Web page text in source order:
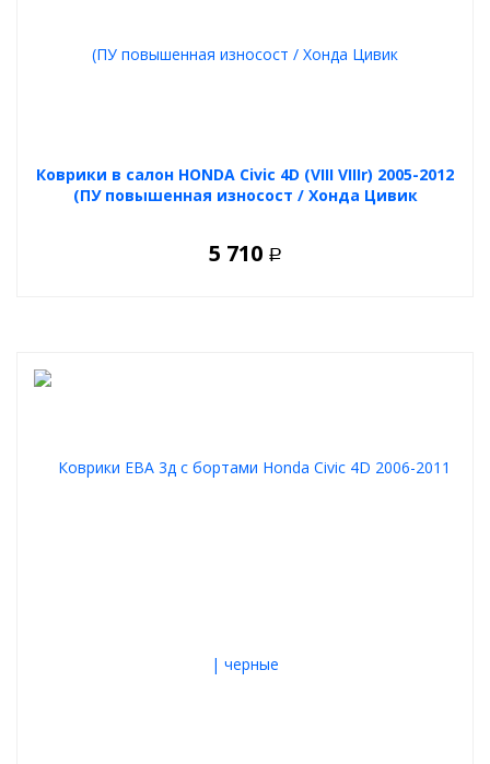
Коврики в салон HONDA Civic 4D (VIII VIIIr) 2005-2012
(ПУ повышенная износост / Хонда Цивик
5 710 Р